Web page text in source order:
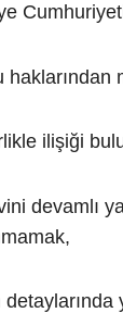
haklarından
ilişiği
devamlı